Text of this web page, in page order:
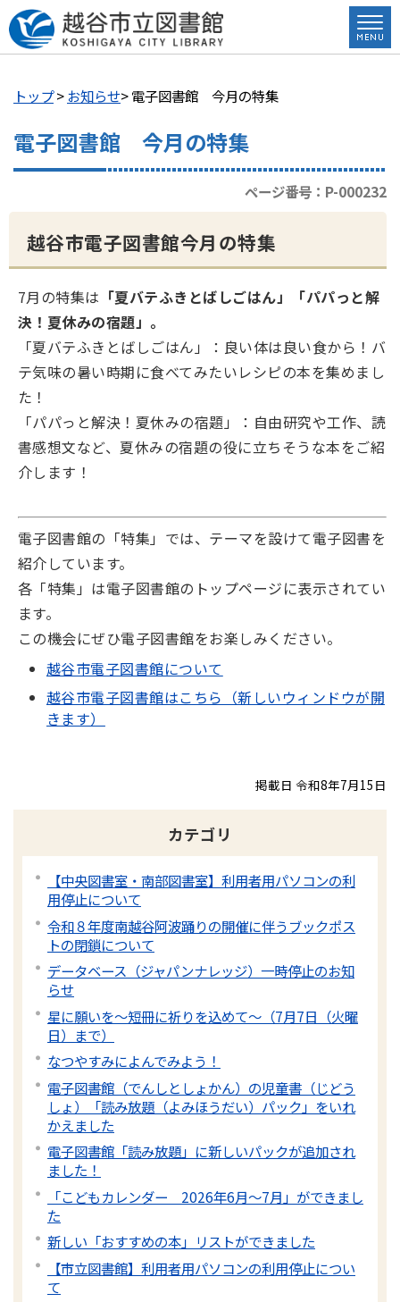
トップ>お知らせ> 電子図書館 今月の特集
電子図書館 今月の特集
ページ番号：P-000232
越谷市電子図書館今月の特集
7月の特集は 「夏バテふきとばしごはん」「パパっと解
決！夏休みの宿題」 。
「夏バテふきとばしごはん」：良い体は良い食から！バ
テ気味の暑い時期に食べてみたいレシピの本を集めまし
た！
「パパっと解決！夏休みの宿題」：自由研究や工作、読
書感想文など、夏休みの宿題の役に立ちそうな本をご紹
介します！
電子図書館の「特集」では、テーマを設けて電子図書を
紹介しています。
各「特集」は電子図書館のトップページに表示されてい
ます。
この機会にぜひ電子図書館をお楽しみください。
越谷市電子図書館について
越谷市電子図書館はこちら（新しいウィンドウが開
きます）
掲載日 令和8年7月15日
カテゴリ
【中央図書室・南部図書室】利用者用パソコンの利
用停止について
令和８年度南越谷阿波踊りの開催に伴うブックポス
トの閉鎖について
データベース（ジャパンナレッジ）一時停止のお知
らせ
星に願いを～短冊に祈りを込めて～（7月7日（火曜
日）まで）
なつやすみによんでみよう！
電子図書館（でんしとしょかん）の児童書（じどう
しょ）「読み放題（よみほうだい）パック」をいれ
かえました
電子図書館「読み放題」に新しいパックが追加され
ました！
「こどもカレンダー 2026年6月～7月」ができまし
た
新しい「おすすめの本」リストができました
【市立図書館】利用者用パソコンの利用停止につい
て